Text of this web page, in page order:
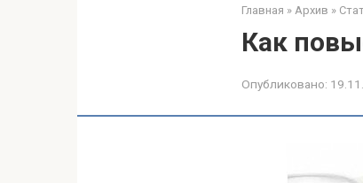
Главная » Архив »
Как
Опубликовано: